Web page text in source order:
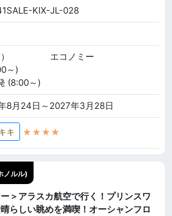
KIX-JL-028
エコノミー
～)
(8:00～)
8月24日～2027年3月28日
キ ★★★★
ノルル)
＞アラスカ航空で行く！プリンスワ
らしい眺めを満喫！オーシャンフロ